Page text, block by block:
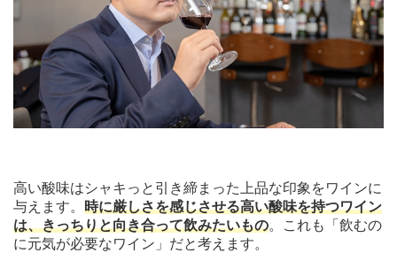
高い酸味はシャキっと引き締まった上品な印象をワインに
与えます。 時に厳しさを感じさせる高い酸味を持つワイン
は、きっちりと向き合って飲みたいもの。これも「飲むの
に元気が必要なワイン」だと考えます。